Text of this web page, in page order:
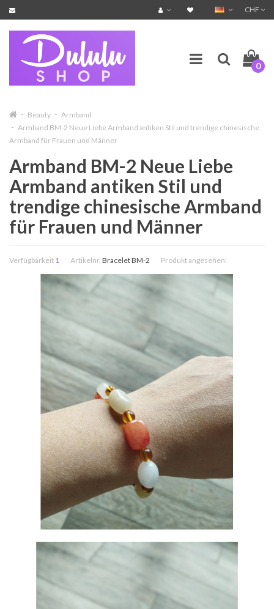
CHF
0
Beauty
Armband
Armband BM-2 Neue Liebe Armband antiken Stil und trendige chinesische
Armband für Frauen und Männer
Armband BM-2 Neue Liebe
Armband antiken Stil und
trendige chinesische Armband
für Frauen und Männer
Verfügbarkeit 1 Artikelnr. Bracelet BM-2 Produkt angesehen: